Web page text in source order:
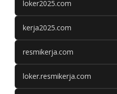
loker2025.com
kerja2025.com
resmikerja.com
loker.resmikerja.com